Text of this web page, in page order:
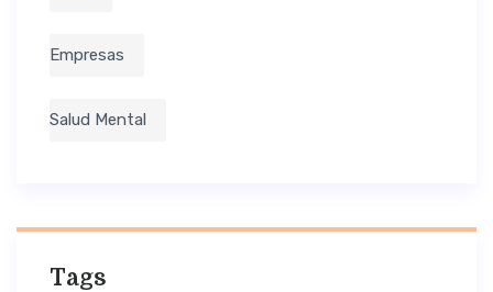
Empresas
Salud Mental
Tags